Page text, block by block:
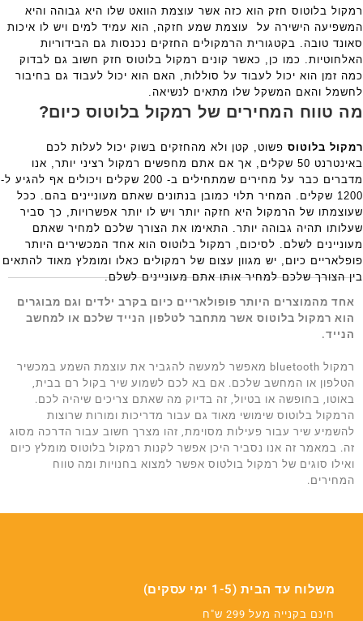
רמקול בלוטוס חזק הוא כזה אשר עוצמת הוואט שלו היא גבוהה והיא
המשפיעה הישירה על עוצמת שמע חזקה, הוא עמיד למים ויש לו איכות
סאונד טובה. בקטגורית הרמקולים החזקים נכנסות גם הבידוריות
האלחוטיות. כמו כן, כאשר קונים רמקול בלוטוס חזק חשוב גם לבדוק
כמה זמן הוא יכול לעבוד על סוללות, האם הוא יכול לעבוד גם בחיבור
לחשמל והאם המשקל שלו מתאים לנשיאה.
מה טווח המחירים של רמקול בלוטוס כיום?
רמקול בלוטוס פשוט, קטן ולא מהחזקים בשוק יכול לעלות לכם
באינטרנט 50 שקלים, אך אם אתם מחפשים רמקול רציני יותר, אנו
מדברים כבר על מחירים שמתחילים ב- 200 שקלים ויכולים אף להגיע ל-
1200 שקלים. המחיר תלוי כמובן בנתונים שאתם מעוניינים בהם. ככל
שעוצמתו של הרמקול היא חזקה יותר ויש לו יותר אפשרויות, כך סביר
שעלותו תהיה גבוהה יותר. התאימו את הצורך שלכם למחיר שאתם
מעוניינים לשלם. לסיכום, רמקול בלוטוס הוא אחד המכשירים היותר
פופלאריים כיום, יש מגוון עצום של רמקולים כאלו ומומלץ מאוד להתאים
בין הצורך שלכם למחיר אותו אתם מעוניינים לשלם.
אחד מהמוצרים היותר פופולאריים כיום בקרב ילדים וגם מבוגרים
הוא רמקול בלוטוס אשר מתחבר לטלפון הנייד שלכם או למחשב
הנייד.
רמקול bluetooth מאפשר למעשה להגביר את עוצמת השמע במכשיר
הטלפון או המחשב שלכם. אם בא לכם לשמוע שיר בקול רם בבית,
באוטו, בחופשה או בטיול, זה בדיוק מה שאתם צריכים שיהיה לכם.
הרמקול בלוטוס שימושי מאוד גם עבור מדריכות ומורות שרוצות
להשמיע שיר עבור פעילות מסוימת, זהו מצרך חשוב עבור הדרכה מסוג
זה. במאמר זה אנו נסביר היכן אפשר לקנות רמקול בלוטוס מומלץ כיום
ואילו סוגים של רמקול בולטוס אפשר למצוא בחנויות ומה טווח
המחירים.
משלוח עד הבית (1-5 ימי עסקים)
חינם בקנייה מעל 299 ש"ח